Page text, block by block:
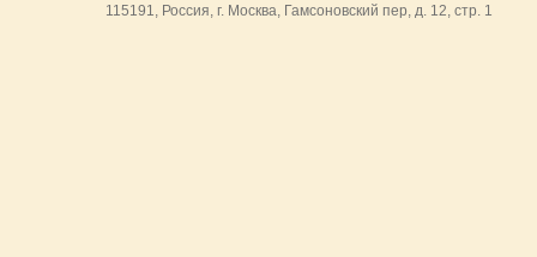
115191, Россия, г. Москва, Гамсоновский пер, д. 12, стр. 1